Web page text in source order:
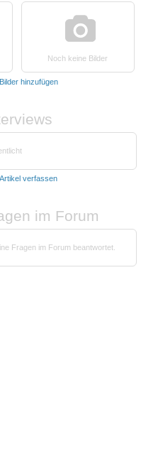
Noch keine Bilder
Bilder hinzufügen
Artikel verfassen
im Forum
Fragen im Forum beantwortet.